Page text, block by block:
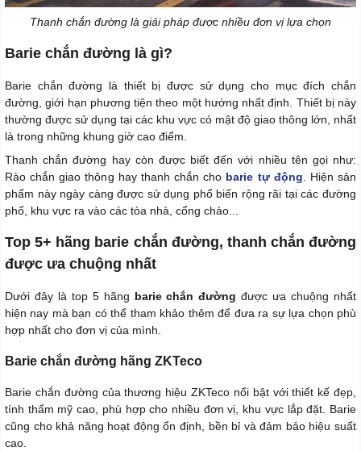
Thanh chắn đường là giải pháp được nhiều đơn vị lựa chọn
Barie chắn đường là gì?
Barie chắn đường là thiết bị được sử dụng cho mục đích chắn
đường, giới hạn phương tiện theo một hướng nhất định. Thiết bị này
thường được sử dụng tại các khu vực có mật độ giao thông lớn, nhất
là trong những khung giờ cao điểm.
Thanh chắn đường hay còn được biết đến với nhiều tên gọi như:
Rào chắn giao thông hay thanh chắn cho barie tự động. Hiện sản
phẩm này ngày càng được sử dụng phổ biến rộng rãi tại các đường
phố, khu vực ra vào các tòa nhà, cổng chào...
Top 5+ hãng barie chắn đường, thanh chắn đường
được ưa chuộng nhất
Dưới đây là top 5 hãng barie chắn đường được ưa chuộng nhất
hiện nay mà bạn có thể tham khảo thêm để đưa ra sự lựa chọn phù
hợp nhất cho đơn vị của mình.
Barie chắn đường hãng ZKTeco
Barie chắn đường của thương hiệu ZKTeco nổi bật với thiết kế đẹp,
tính thẩm mỹ cao, phù hợp cho nhiều đơn vị, khu vực lắp đặt. Barie
cũng cho khả năng hoạt động ổn định, bền bỉ và đảm bảo hiệu suất
cao.